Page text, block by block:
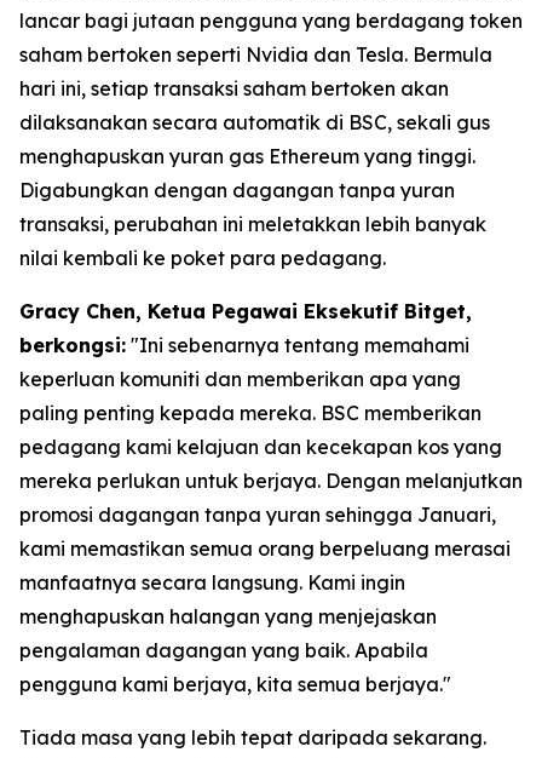
lancar bagi jutaan pengguna yang berdagang token
saham bertoken seperti Nvidia dan Tesla. Bermula
hari ini, setiap transaksi saham bertoken akan
dilaksanakan secara automatik di BSC, sekali gus
menghapuskan yuran gas Ethereum yang tinggi.
Digabungkan dengan dagangan tanpa yuran
transaksi, perubahan ini meletakkan lebih banyak
nilai kembali ke poket para pedagang.
Gracy Chen, Ketua Pegawai Eksekutif Bitget,
berkongsi: "Ini sebenarnya tentang memahami
keperluan komuniti dan memberikan apa yang
paling penting kepada mereka. BSC memberikan
pedagang kami kelajuan dan kecekapan kos yang
mereka perlukan untuk berjaya. Dengan melanjutkan
promosi dagangan tanpa yuran sehingga Januari,
kami memastikan semua orang berpeluang merasai
manfaatnya secara langsung. Kami ingin
menghapuskan halangan yang menjejaskan
pengalaman dagangan yang baik. Apabila
pengguna kami berjaya, kita semua berjaya."
Tiada masa yang lebih tepat daripada sekarang.